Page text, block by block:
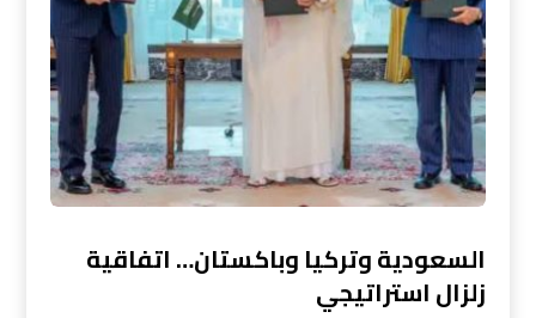
السعودية وتركيا وباكستان… اتفاقية
زلزال استراتيجي